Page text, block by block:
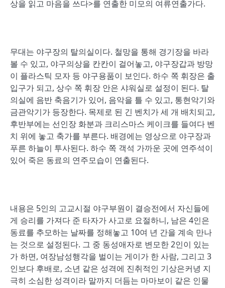
상을 읽고 마음을 쓰다>를 연출한 미모의 여류연출가다.
무대는 야구장의 탈의실이다. 철망을 통해 경기장을 바라
볼 수 있고, 야구의상을 칸칸이 걸어놓고, 야구장갑과 방망
이 플라스틱 모자 등 야구용품이 보인다. 하수 쪽 휘장은 출
입구가 되고, 상수 쪽 휘장 안은 샤워실로 설정이 된다. 탈
의실에 음반 축음기가 있어, 음악을 틀 수 있고, 통현악기와
금관악기가 등장한다. 목제로 된 긴 벤치가 세 개 배치되고,
후반부에는 선인장 화분과 크리스마스 케이크를 들여다 벤
치 위에 놓고 축가를 부른다. 배경에는 영상으로 야구장과
푸른 하늘이 투사된다. 하수 쪽 객석 가까운 곳에 연주석이
있어 죽은 동료의 연주모습이 연출된다.
내용은 5인의 고교시절 야구부원이 결승전에서 자신들에
게 승리를 가져다 준 타자가 사고로 요절하니, 남은 4인은
동료를 추모하는 날짜를 정해놓고 10여 년 간을 계속 만나
는 것으로 설정된다. 그 중 동성애자로 변모한 2인이 있는
가 하면, 여장남성행각을 벌이는 게이가 한 사람, 그리고 3
인보다 후배로, 소년 같은 성격에 진취적인 기상은커녕 지
극히 소심한 성격이라 말까지 더듬는 마마보이 같은 인물